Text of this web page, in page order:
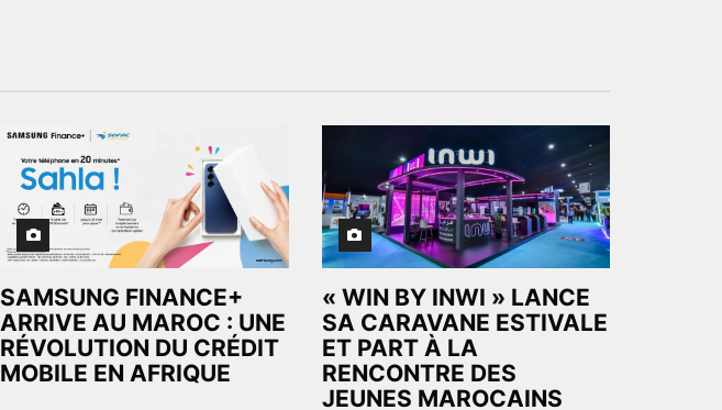
SAMSUNG FINANCE+
ARRIVE AU MAROC : UNE
RÉVOLUTION DU CRÉDIT
MOBILE EN AFRIQUE
« WIN BY INWI » LANCE
SA CARAVANE ESTIVALE
ET PART À LA
RENCONTRE DES
JEUNES MAROCAINS